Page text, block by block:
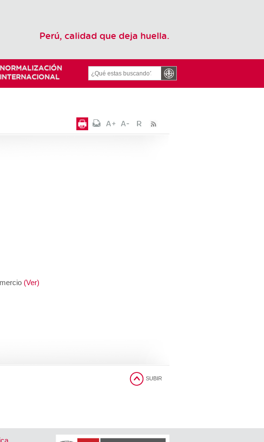
Perú, calidad que deja huella.
NORMALIZACIÓN
INTERNACIONAL
(Ver)
SUBIR